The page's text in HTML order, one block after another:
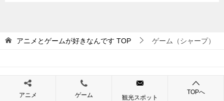
アニメとゲームが好きなんです TOP ゲーム（シャープ）
© 2017 アニメとゲームが好きなんです
アニメ ゲーム 観光スポット
TOPへ